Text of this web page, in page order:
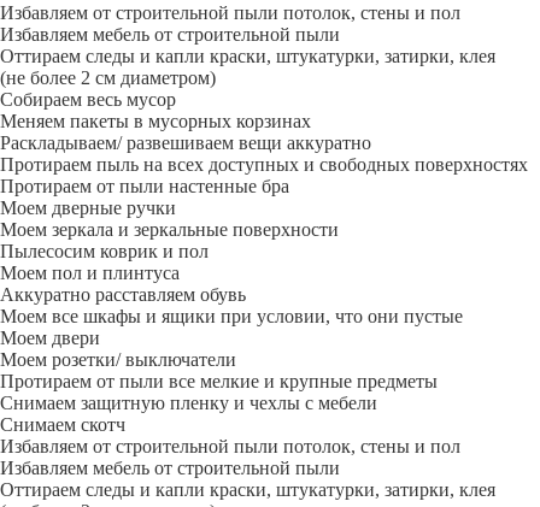
Избавляем от строительной пыли потолок, стены и пол
Избавляем мебель от строительной пыли
Оттираем следы и капли краски, штукатурки, затирки, клея
(не более 2 см диаметром)
Собираем весь мусор
Меняем пакеты в мусорных корзинах
Раскладываем/ развешиваем вещи аккуратно
Протираем пыль на всех доступных и свободных поверхностях
Протираем от пыли настенные бра
Моем дверные ручки
Моем зеркала и зеркальные поверхности
Пылесосим коврик и пол
Моем пол и плинтуса
Аккуратно расставляем обувь
Моем все шкафы и ящики при условии, что они пустые
Моем двери
Моем розетки/ выключатели
Протираем от пыли все мелкие и крупные предметы
Снимаем защитную пленку и чехлы с мебели
Снимаем скотч
Избавляем от строительной пыли потолок, стены и пол
Избавляем мебель от строительной пыли
Оттираем следы и капли краски, штукатурки, затирки, клея